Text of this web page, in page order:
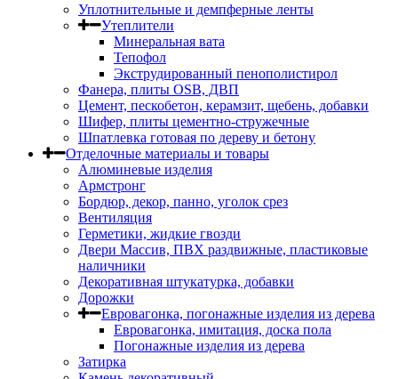
Уплотнительные и демпферные ленты
Утеплители
Минеральная вата
Тепофол
Экструдированный пенополистирол
Фанера, плиты OSB, ДВП
Цемент, пескобетон, керамзит, щебень, добавки
Шифер, плиты цементно-стружечные
Шпатлевка готовая по дереву и бетону
Отделочные материалы и товары
Алюминевые изделия
Армстронг
Бордюр, декор, панно, уголок срез
Вентиляция
Герметики, жидкие гвозди
Двери Массив, ПВХ раздвижные, пластиковые
наличники
Декоративная штукатурка, добавки
Дорожки
Евровагонка, погонажные изделия из дерева
Евровагонка, имитация, доска пола
Погонажные изделия из дерева
Затирка